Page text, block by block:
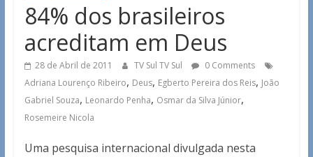
Guaxupé
região.
84% dos brasileiros
acreditam em Deus
28 de Abril de 2011 TV Sul TV Sul
0 Comments
Adriana Lourenço Ribeiro, Deus, Egberto Pereira dos Reis, João
Gabriel Souza, Leonardo Penha, Osmar da Silva Júnior,
Rosemeire Nicola
Uma pesquisa internacional divulgada nesta